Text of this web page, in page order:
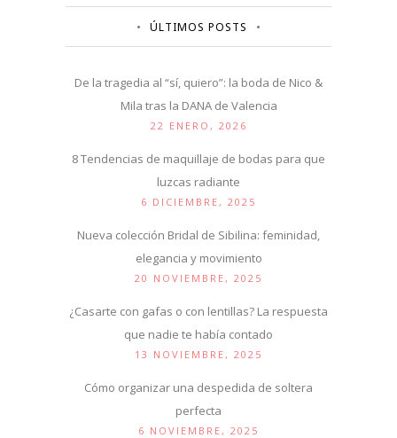
ÚLTIMOS POSTS
De la tragedia al “sí, quiero”: la boda de Nico &
Mila tras la DANA de Valencia
22 ENERO, 2026
8 Tendencias de maquillaje de bodas para que
luzcas radiante
6 DICIEMBRE, 2025
Nueva colección Bridal de Sibilina: feminidad,
elegancia y movimiento
20 NOVIEMBRE, 2025
¿Casarte con gafas o con lentillas? La respuesta
que nadie te había contado
13 NOVIEMBRE, 2025
Cómo organizar una despedida de soltera
perfecta
6 NOVIEMBRE, 2025